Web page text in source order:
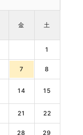
金 土
1
7 8
14 15
21 22
28 29